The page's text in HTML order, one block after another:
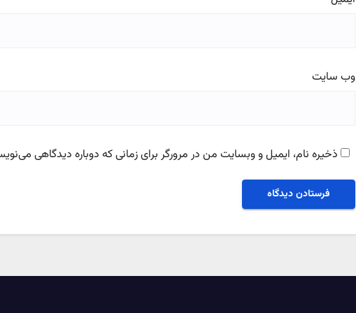
وب‌ سایت
ذخیره نام، ایمیل و وبسایت من در مرورگر برای زمانی که دوباره دیدگاهی